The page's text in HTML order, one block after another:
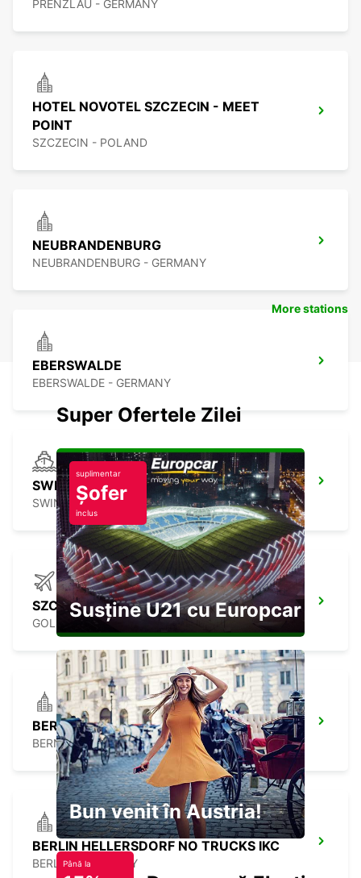
PRENZLAU - GERMANY
HOTEL NOVOTEL SZCZECIN - MEET
POINT
SZCZECIN - POLAND
NEUBRANDENBURG
NEUBRANDENBURG - GERMANY
EBERSWALDE
EBERSWALDE - GERMANY
SWINOUJSCIE FERRY *MEETING POINT*
SWINOUJSCIE - POLAND
SZCZECIN AIRPORT
GOLENIOW - POLAND
BERNAU BEI BERLIN
BERNAU BEI BERLIN - GERMANY
BERLIN HELLERSDORF NO TRUCKS IKC
BERLIN - GERMANY
More stations
Super Ofertele Zilei
suplimentar
Șofer
inclus
Susține U21 cu Europcar
Bun venit în Austria!
Până la